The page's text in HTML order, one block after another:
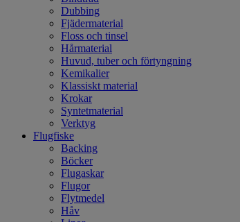
Dubbing
Fjädermaterial
Floss och tinsel
Hårmaterial
Huvud, tuber och förtyngning
Kemikalier
Klassiskt material
Krokar
Syntetmaterial
Verktyg
Flugfiske
Backing
Böcker
Flugaskar
Flugor
Flytmedel
Håv